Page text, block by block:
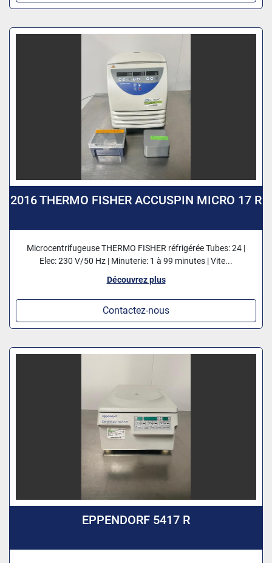
2016 THERMO FISHER ACCUSPIN MICRO 17 R
Microcentrifugeuse THERMO FISHER réfrigérée Tubes: 24 |
Elec: 230 V/50 Hz | Minuterie: 1 à 99 minutes | Vite...
Découvrez plus
Contactez-nous
EPPENDORF 5417 R